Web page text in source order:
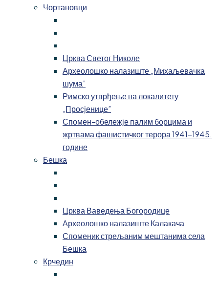
Чортановци
Црква Светог Николе
Археолошко налазиште „Михаљевачка
шума”
Римско утврђење на локалитету
„Просјенице”
Спомен-обележје палим борцима и
жртвама фашистичког терора 1941-1945.
године
Бешка
Црква Ваведења Богородице
Археолошко налазиште Калакача
Споменик стрељаним мештанима села
Бешка
Крчедин